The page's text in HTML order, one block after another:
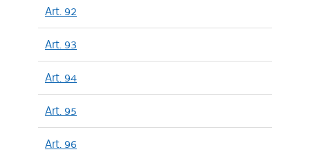
Art. 92
Art. 93
Art. 94
Art. 95
Art. 96